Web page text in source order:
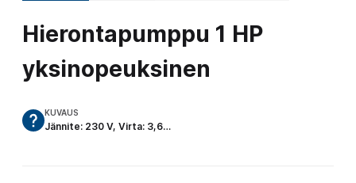
Hierontapumppu 1 HP
yksinopeuksinen
KUVAUS
Jännite: 230 V, Virta: 3,6…